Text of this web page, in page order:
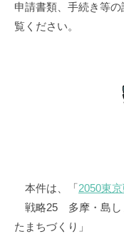
申請書類、手続き等の
覧ください。
本件は、「2050東
戦略25 多摩・島し
たまちづくり」